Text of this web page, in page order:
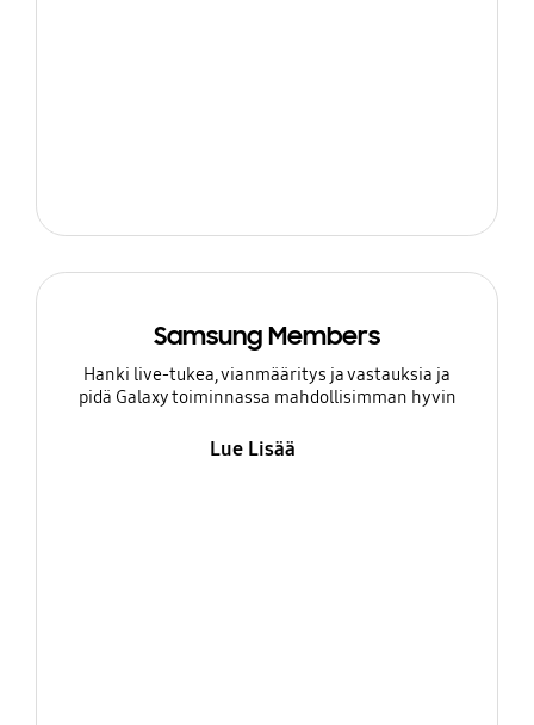
Samsung Members
Hanki live-tukea, vianmääritys ja vastauksia ja
pidä Galaxy toiminnassa mahdollisimman hyvin
Lue Lisää